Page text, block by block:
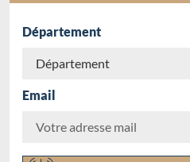
Département
Email